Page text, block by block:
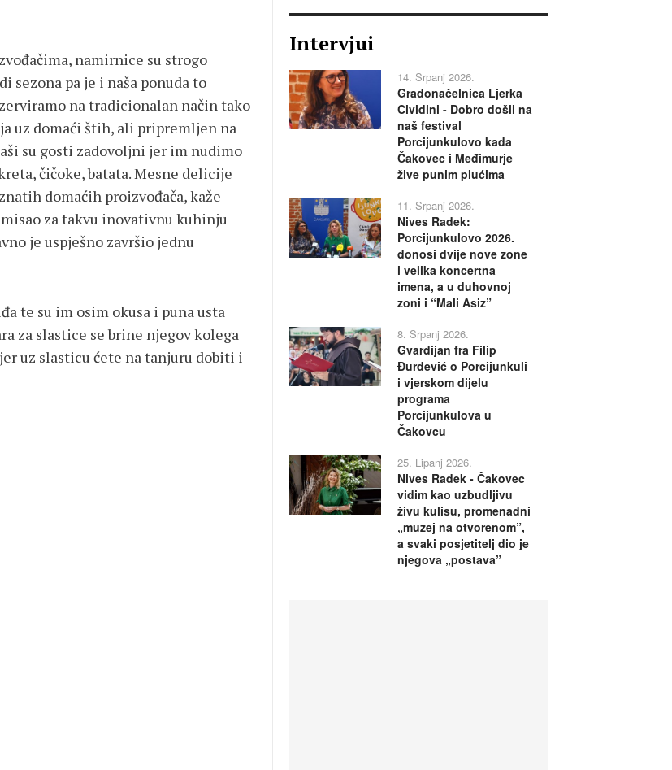
namirnice su strogo
sezona pa je i naša ponuda to
na tradicionalan način tako
uz domaći štih, ali pripremljen na
su gosti zadovoljni jer im nudimo
čičoke, batata. Mesne delicije
domaćih proizvođača, kaže
za takvu inovativnu kuhinju
je uspješno završio jednu
te su im osim okusa i puna usta
za slastice se brine njegov kolega
uz slasticu ćete na tanjuru dobiti i
Intervjui
14. Srpanj 2026.
Gradonačelnica Ljerka
Cividini - Dobro došli na
naš festival
Porcijunkulovo kada
Čakovec i Međimurje
žive punim plućima
11. Srpanj 2026.
Nives Radek:
Porcijunkulovo 2026.
donosi dvije nove zone
i velika koncertna
imena, a u duhovnoj
zoni i “Mali Asiz”
8. Srpanj 2026.
Gvardijan fra Filip
Đurđević o Porcijunkuli
i vjerskom dijelu
programa
Porcijunkulova u
Čakovcu
25. Lipanj 2026.
Nives Radek - Čakovec
vidim kao uzbudljivu
živu kulisu, promenadni
„muzej na otvorenom”,
a svaki posjetitelj dio je
njegova „postava”